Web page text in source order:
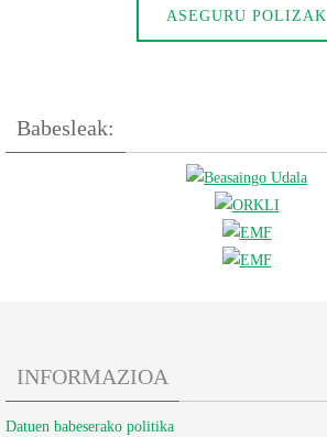
ASEGURU POLIZAK
Babesleak:
INFORMAZIOA
Datuen babeserako politika